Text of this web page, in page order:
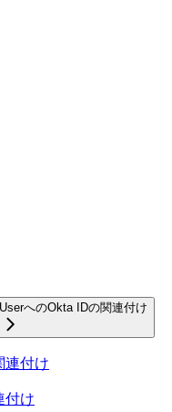
へのOkta IDの関連付け
連付け
付け